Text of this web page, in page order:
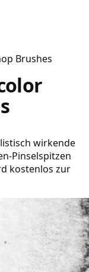
Brushes
wirkende
Pinselspitzen
kostenlos zur